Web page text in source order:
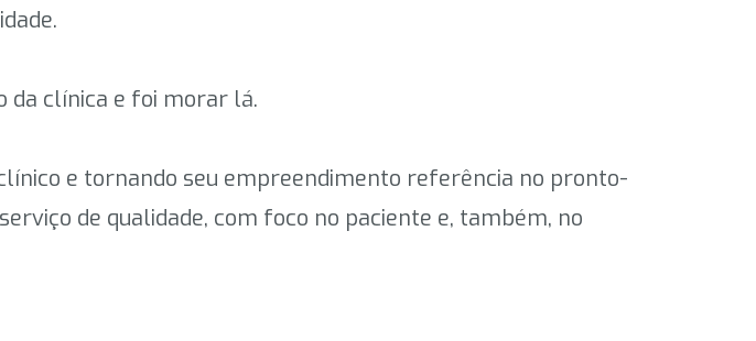
da clínica e foi morar lá.
e tornando seu empreendimento referência no pronto-
de qualidade, com foco no paciente e, também, no